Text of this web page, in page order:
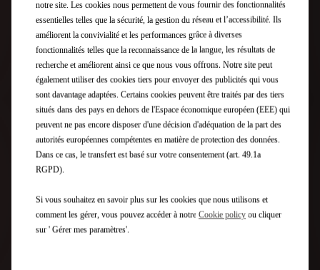
DS Automobiles met à votre disposition un ensemble de
technologies d'aide à la conduite novatrices et de
services connectés pour vous offrir le loisir de mieux
apprécier chaque instant au volant.
notre site. Les cookies nous permettent de vous fournir des fonctionnalités
essentielles telles que la sécurité, la gestion du réseau et l’accessibilité. Ils
améliorent la convivialité et les performances grâce à diverses
fonctionnalités telles que la reconnaissance de la langue, les résultats de
recherche et améliorent ainsi ce que nous vous offrons. Notre site peut
également utiliser des cookies tiers pour envoyer des publicités qui vous
sont davantage adaptées. Certains cookies peuvent être traités par des tiers
situés dans des pays en dehors de l'Espace économique européen (EEE) qui
peuvent ne pas encore disposer d'une décision d'adéquation de la part des
autorités européennes compétentes en matière de protection des données.
Dans ce cas, le transfert est basé sur votre consentement (art. 49.1a
RGPD).
Si vous souhaitez en savoir plus sur les cookies que nous utilisons et
comment les gérer, vous pouvez accéder à notre Cookie policy ou cliquer
sur ' Gérer mes paramètres'.